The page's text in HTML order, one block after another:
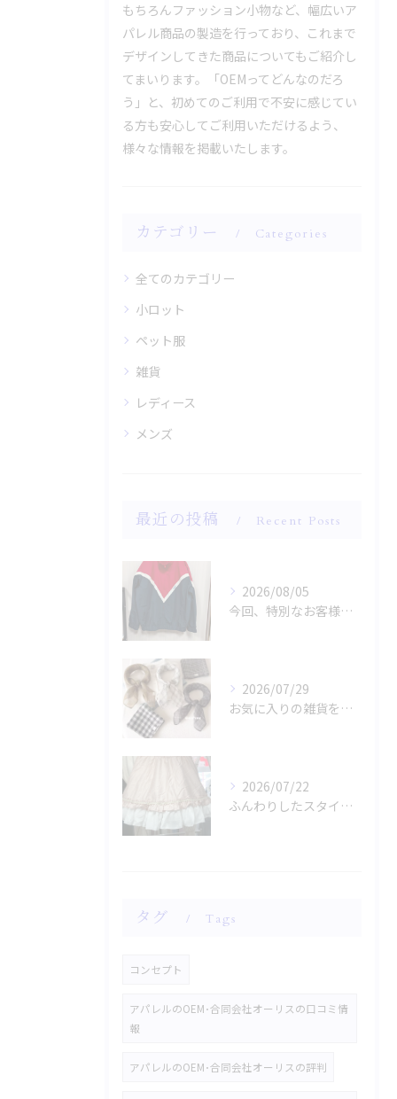
もちろんファッション小物など、幅広いア
パレル商品の製造を行っており、これまで
デザインしてきた商品についてもご紹介し
てまいります。「OEMってどんなのだろ
う」と、初めてのご利用で不安に感じてい
る方も安心してご利用いただけるよう、
様々な情報を掲載いたします。
カテゴリー Categories
全てのカテゴリー
小ロット
ペット服
雑貨
レディース
メンズ
最近の投稿 Recent Posts
2026/08/05
今回、特別なお客様のためにファッションショー用のサンプルを手...
2026/07/29
お気に入りの雑貨をお探しですか？
2026/07/22
ふんわりしたスタイルに魅了されませんか？
タグ Tags
コンセプト
アパレルのOEM･合同会社オーリスの口コミ情
報
アパレルのOEM･合同会社オーリスの評判